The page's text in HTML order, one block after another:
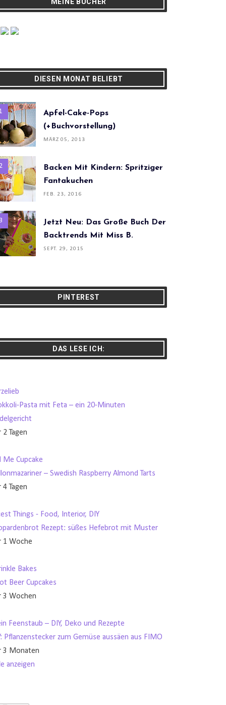
DIESEN MONAT BELIEBT
Apfel-Cake-Pops
(+Buchvorstellung)
MÄRZ 05, 2013
Backen Mit Kindern: Spritziger
Fantakuchen
FEB. 23, 2016
Jetzt Neu: Das Große Buch Der
Backtrends Mit Miss B.
SEPT. 29, 2015
PINTEREST
DAS LESE ICH:
Pasta mit Feta – ein 20-Minuten
2 Tagen
Me Cupcake
– Swedish Raspberry Almond Tarts
4 Tagen
Things - Food, Interior, DIY
Rezept: süßes Hefebrot mit Muster
1 Woche
Bakes
Beer Cupcakes
3 Wochen
Feenstaub – DIY, Deko und Rezepte
Pflanzenstecker zum Gemüse aussäen aus FIMO
3 Monaten
anzeigen